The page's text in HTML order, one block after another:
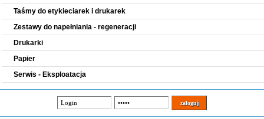
Taśmy do etykieciarek i drukarek
Zestawy do napełniania - regeneracji
Drukarki
Papier
Serwis - Eksploatacja